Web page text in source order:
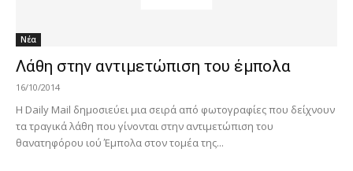
Νέα
Λάθη στην αντιμετώπιση του έμπολα
16/10/2014
Η Daily Mail δημοσιεύει μια σειρά από φωτογραφίες που δείχνουν
τα τραγικά λάθη που γίνονται στην αντιμετώπιση του
θανατηφόρου ιού Έμπολα στον τομέα της...